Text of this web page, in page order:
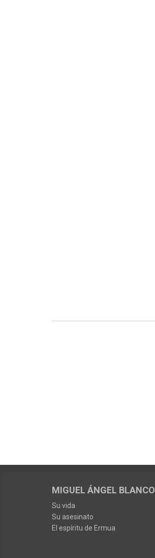
MIGUEL ÁNGEL BLANCO
Su vida
Su asesinato
El espíritu de Ermua